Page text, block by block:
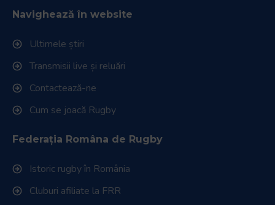
Navighează în website
Ultimele știri
Transmisii live și reluări
Contactează-ne
Cum se joacă Rugby
Federația Româna de Rugby
Istoric rugby în România
Cluburi afiliate la FRR